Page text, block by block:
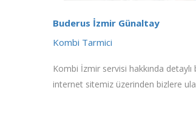
Buderus İzmir Günaltay
Kombi Tarmici
Kombi İzmir servisi hakkında detaylı
internet sitemiz üzerinden bizlere